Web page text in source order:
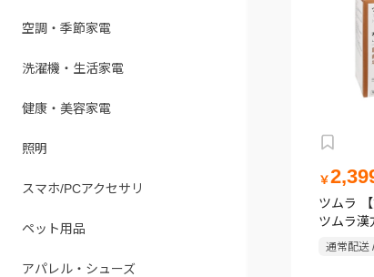
空調・季節家電
洗濯機・生活家電
健康・美容家電
照明
スマホ/PCアクセサリ
ペット用品
アパレル・シューズ
￥
ツムラ
ツムラ漢
キス顆
通常配送